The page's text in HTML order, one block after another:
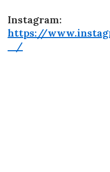
Instagram:
https://
_/